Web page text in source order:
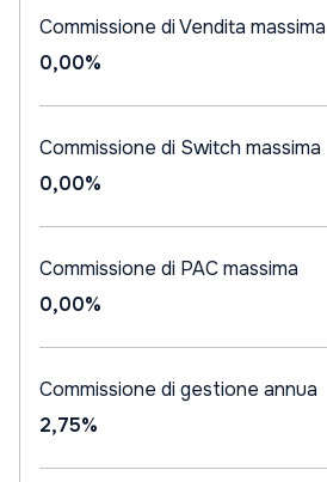
Commissione di Vendita massima
0,00%
Commissione di Switch massima
0,00%
Commissione di PAC massima
0,00%
Commissione di gestione annua
2,75%